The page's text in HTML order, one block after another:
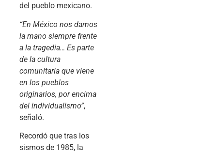
del pueblo mexicano.
“En México nos damos
la mano siempre frente
a la tragedia… Es parte
de la cultura
comunitaria que viene
en los pueblos
originarios, por encima
del individualismo”,
señaló.
Recordó que tras los
sismos de 1985, la